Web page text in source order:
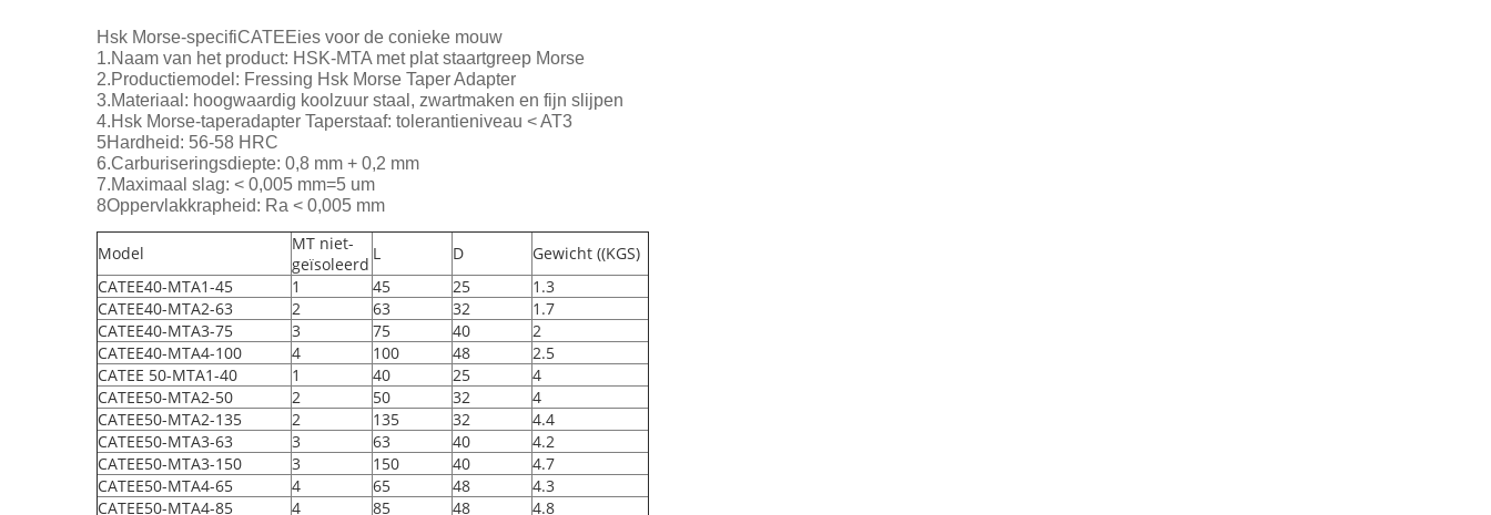
Hsk Morse-specifiCATEEies voor de conieke mouw
1.Naam van het product: HSK-MTA met plat staartgreep Morse
2.Productiemodel: Fressing Hsk Morse Taper Adapter
3.Materiaal: hoogwaardig koolzuur staal, zwartmaken en fijn slijpen
4.Hsk Morse-taperadapter Taperstaaf: tolerantieniveau < AT3
5Hardheid: 56-58 HRC
6.Carburiseringsdiepte: 0,8 mm + 0,2 mm
7.Maximaal slag: < 0,005 mm=5 um
8Oppervlakkrapheid: Ra < 0,005 mm
Model
MT niet-
geïsoleerd
L D
Gewicht ((KGS)
CATEE40-MTA1-45
1 45 25
1.3
CATEE40-MTA2-63
2 63 32
1.7
CATEE40-MTA3-75
3 75 40
2
CATEE40-MTA4-100
4 100 48
2.5
CATEE 50-MTA1-40
1 40 25
4
CATEE50-MTA2-50
2 50 32
4
CATEE50-MTA2-135
2 135 32
4.4
CATEE50-MTA3-63
3 63 40
4.2
CATEE50-MTA3-150
3 150 40
4.7
CATEE50-MTA4-65
4 65 48
4.3
CATEE50-MTA4-85
4 85 48
4.8